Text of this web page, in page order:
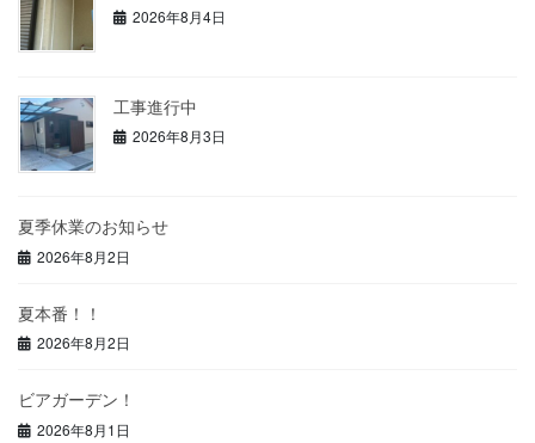
2026年8月4日
工事進行中
2026年8月3日
夏季休業のお知らせ
2026年8月2日
夏本番！！
2026年8月2日
ビアガーデン！
2026年8月1日